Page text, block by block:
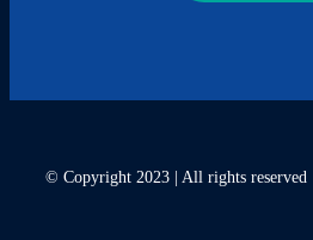
© Copyright 2023 | All rights reserved